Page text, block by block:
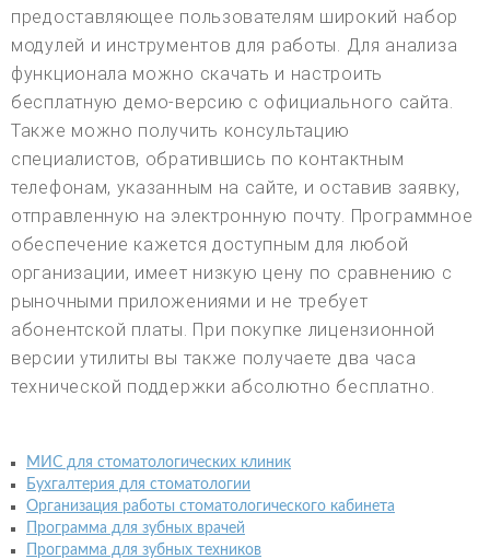
предоставляющее пользователям широкий набор
модулей и инструментов для работы. Для анализа
функционала можно скачать и настроить
бесплатную демо-версию с официального сайта.
Также можно получить консультацию
специалистов, обратившись по контактным
телефонам, указанным на сайте, и оставив заявку,
отправленную на электронную почту. Программное
обеспечение кажется доступным для любой
организации, имеет низкую цену по сравнению с
рыночными приложениями и не требует
абонентской платы. При покупке лицензионной
версии утилиты вы также получаете два часа
технической поддержки абсолютно бесплатно.
МИС для стоматологических клиник
Бухгалтерия для стоматологии
Организация работы стоматологического кабинета
Программа для зубных врачей
Программа для зубных техников